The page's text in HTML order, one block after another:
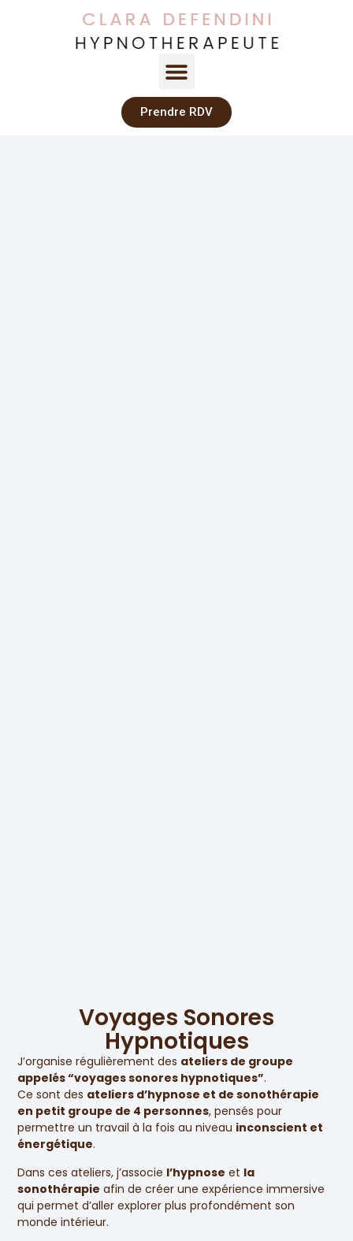
Prendre RDV
Voyages Sonores
Hypnotiques
J’organise régulièrement des ateliers de groupe
appelés “voyages sonores hypnotiques”.
Ce sont des ateliers d’hypnose et de sonothérapie
en petit groupe de 4 personnes, pensés pour
permettre un travail à la fois au niveau inconscient et
énergétique.
Dans ces ateliers, j’associe l’hypnose et la
sonothérapie afin de créer une expérience immersive
qui permet d’aller explorer plus profondément son
monde intérieur.